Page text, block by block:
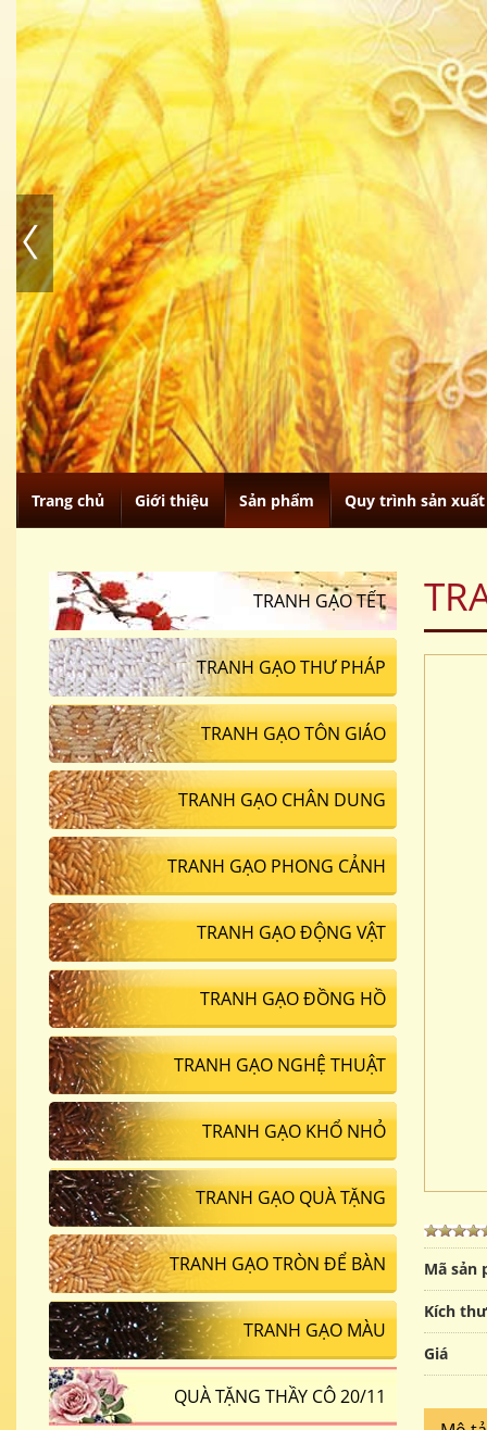
Trang chủ Giới thiệu Sản phẩm Quy trình sản xuất
Mã sản
Kích
Giá
TRANH GẠO TẾT
TRANH GẠO THƯ PHÁP
TRANH GẠO TÔN GIÁO
TRANH GẠO CHÂN DUNG
TRANH GẠO PHONG CẢNH
TRANH GẠO ĐỘNG VẬT
TRANH GẠO ĐỒNG HỒ
TRANH GẠO NGHỆ THUẬT
TRANH GẠO KHỔ NHỎ
TRANH GẠO QUÀ TẶNG
TRANH GẠO TRÒN ĐỂ BÀN
TRANH GẠO MÀU
QUÀ TẶNG THẦY CÔ 20/11